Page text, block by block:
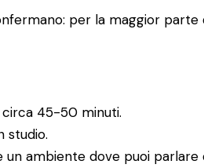
per la maggior
circa 45-50 minuti.
studio.
ambiente dove puoi parlare